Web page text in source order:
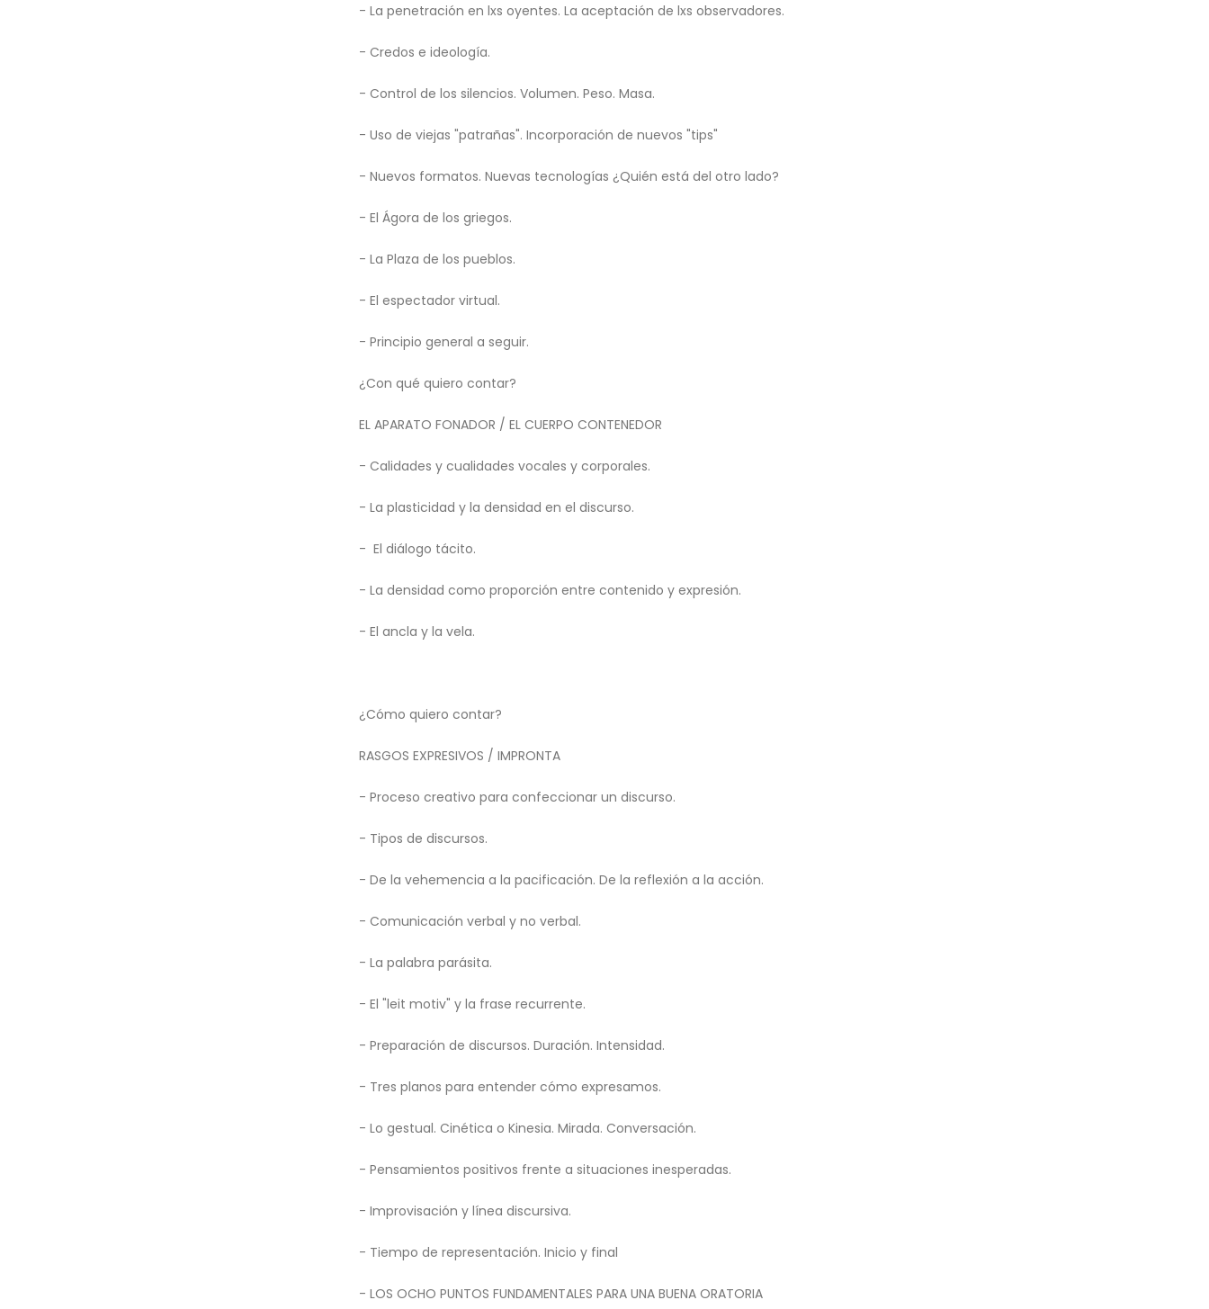
- La penetración en lxs oyentes. La aceptación de lxs observadores.
- Credos e ideología.
- Control de los silencios. Volumen. Peso. Masa.
- Uso de viejas "patrañas". Incorporación de nuevos "tips"
- Nuevos formatos. Nuevas tecnologías ¿Quién está del otro lado?
- El Ágora de los griegos.
- La Plaza de los pueblos.
- El espectador virtual.
- Principio general a seguir.
¿Con qué quiero contar?
EL APARATO FONADOR / EL CUERPO CONTENEDOR
- Calidades y cualidades vocales y corporales.
- La plasticidad y la densidad en el discurso.
- El diálogo tácito.
- La densidad como proporción entre contenido y expresión.
- El ancla y la vela.
¿Cómo quiero contar?
RASGOS EXPRESIVOS / IMPRONTA
- Proceso creativo para confeccionar un discurso.
- Tipos de discursos.
- De la vehemencia a la pacificación. De la reflexión a la acción.
- Comunicación verbal y no verbal.
- La palabra parásita.
- El "leit motiv" y la frase recurrente.
- Preparación de discursos. Duración. Intensidad.
- Tres planos para entender cómo expresamos.
- Lo gestual. Cinética o Kinesia. Mirada. Conversación.
- Pensamientos positivos frente a situaciones inesperadas.
- Improvisación y línea discursiva.
- Tiempo de representación. Inicio y final
- LOS OCHO PUNTOS FUNDAMENTALES PARA UNA BUENA ORATORIA